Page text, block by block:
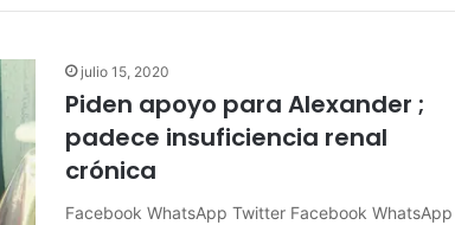
julio 15, 2020
Piden apoyo para Alexander ;
padece insuficiencia renal
crónica
Facebook WhatsApp Twitter Facebook WhatsApp